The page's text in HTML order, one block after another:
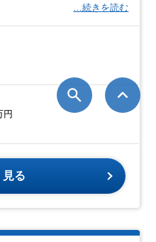
…続きを読む
円
見る